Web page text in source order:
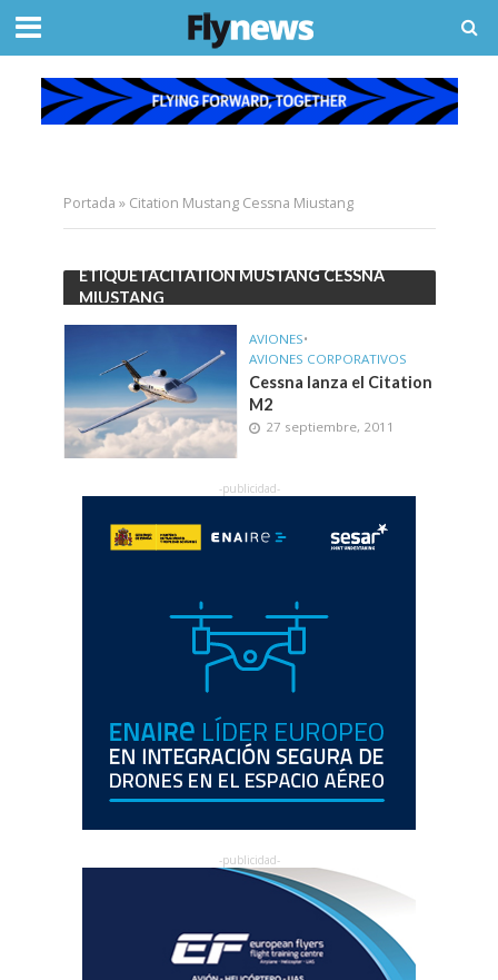
Portada » Citation Mustang Cessna Miustang
ETIQUETACITATION MUSTANG CESSNA
MIUSTANG
AVIONES•
AVIONES CORPORATIVOS
Cessna lanza el Citation
M2
27 septiembre, 2011